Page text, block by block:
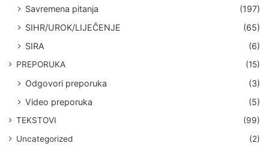
Savremena pitanja
(197)
SIHR/UROK/LIJEČENJE
(65)
SIRA
(6)
PREPORUKA (15)
Odgovori preporuka
(3)
Video preporuka
(5)
TEKSTOVI
(99)
Uncategorized
(2)